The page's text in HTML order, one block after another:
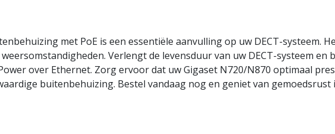
met PoE is een essentiële aanvulling op uw DECT-systeem.
Verlengt de levensduur van uw DECT-systeem en
over Ethernet. Zorg ervoor dat uw Gigaset N720/N870 optimaal
buitenbehuizing. Bestel vandaag nog en geniet van gemoedsrust